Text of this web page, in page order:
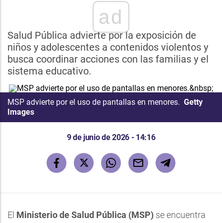
ad
Salud Pública advierte por la exposición de
niños y adolescentes a contenidos violentos y
busca coordinar acciones con las familias y el
sistema educativo.
MSP advierte por el uso de pantallas en menores. Getty
Images
9 de junio de 2026 - 14:16
El Ministerio de Salud Pública (MSP) se encuentra